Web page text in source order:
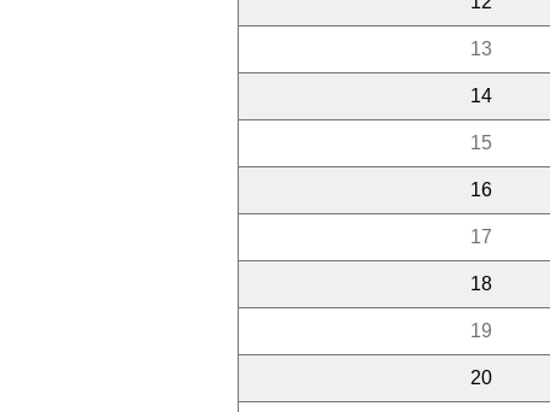
13
14
15
16
17
18
19
20